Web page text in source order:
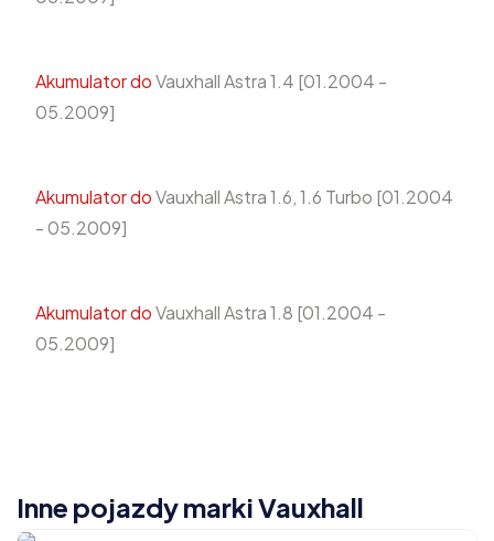
Akumulator doVauxhall Astra 1.4 [01.2004 -
05.2009]
Akumulator doVauxhall Astra 1.6, 1.6 Turbo [01.2004
- 05.2009]
Akumulator doVauxhall Astra 1.8 [01.2004 -
05.2009]
Inne pojazdy marki Vauxhall